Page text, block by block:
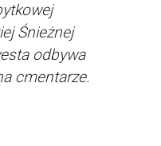
Śnieżnej
odbywa
cmentarze.